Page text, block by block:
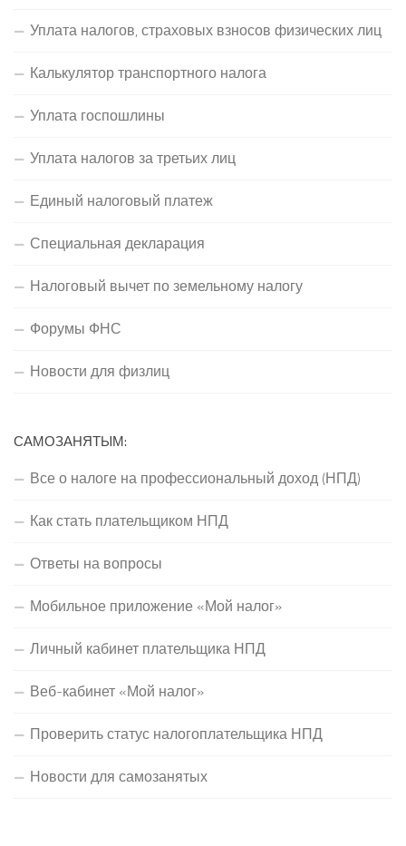
Уплата налогов, страховых взносов физических лиц
Калькулятор транспортного налога
Уплата госпошлины
Уплата налогов за третьих лиц
Единый налоговый платеж
Специальная декларация
Налоговый вычет по земельному налогу
Форумы ФНС
Новости для физлиц
САМОЗАНЯТЫМ:
Все о налоге на профессиональный доход (НПД)
Как стать плательщиком НПД
Ответы на вопросы
Мобильное приложение «Мой налог»
Личный кабинет плательщика НПД
Веб-кабинет «Мой налог»
Проверить статус налогоплательщика НПД
Новости для самозанятых